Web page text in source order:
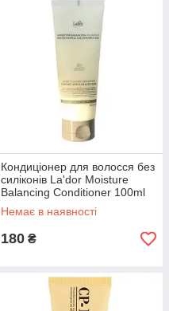
Кондиціонер для волосся без
силіконів La'dor Moisture
Balancing Conditioner 100ml
Немає в наявності
180 ₴